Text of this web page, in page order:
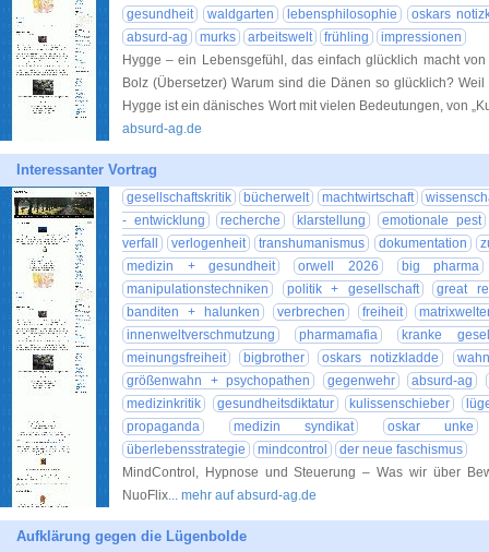
gesundheit
waldgarten lebensphilosophie
oskars
absurd-ag
murks arbeitswelt frühling
impressionen
Hygge – ein Lebensgefühl, das einfach glücklich macht
Bolz (Übersetzer) Warum sind die Dänen so glücklich?
Hygge ist ein dänisches Wort mit vielen Bedeutungen, von
absurd-ag.de
Interessanter Vortrag
gesellschaftskritik bücherwelt machtwirtschaft
- entwicklung
recherche klarstellung
emotionale pest
verfall
verlogenheit transhumanismus dokumentation
medizin + gesundheit
orwell 2026
big pharma
manipulationstechniken
politik + gesellschaft
great
banditen + halunken
verbrechen freiheit
innenweltverschmutzung
pharmamafia
kranke
meinungsfreiheit
bigbrother oskars notizkladde
größenwahn + psychopathen
gegenwehr
absurd-ag
medizinkritik
gesundheitsdiktatur kulissenschieber
propaganda
medizin syndikat
oskar unke
überlebensstrategie
mindcontrol
der neue faschismus
MindControl, Hypnose und Steuerung – Was wir über
NuoFlix... mehr auf absurd-ag.de
Aufklärung gegen die Lügenbolde